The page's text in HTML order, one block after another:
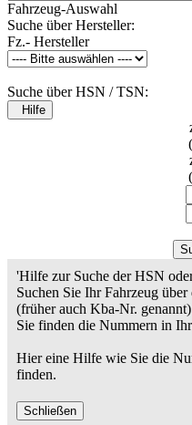
Fahrzeug-Auswahl
Suche über Hersteller:
Fz.- Hersteller
Suche über HSN / TSN:
Hilfe
'Hilfe zur Suche der HSN
Suchen Sie Ihr Fahrzeug
(früher auch Kba-Nr.
Sie finden die Nummern in
Hier eine Hilfe wie Sie die
finden.
Schließen